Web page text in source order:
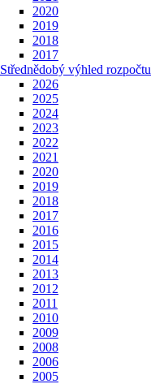
2020
2019
2018
2017
Střednědobý výhled rozpočtu
2026
2025
2024
2023
2022
2021
2020
2019
2018
2017
2016
2015
2014
2013
2012
2011
2010
2009
2008
2006
2005